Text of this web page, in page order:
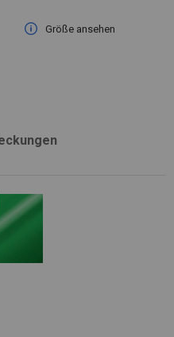
Größe ansehen